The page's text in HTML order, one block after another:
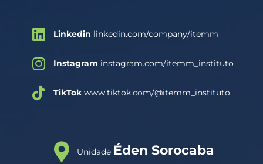
Linkedin linkedin.com/company/itemm
Instagram instagram.com/itemm_instituto
TikTokwww.tiktok.com/@itemm_instituto
Unidade Éden Sorocaba